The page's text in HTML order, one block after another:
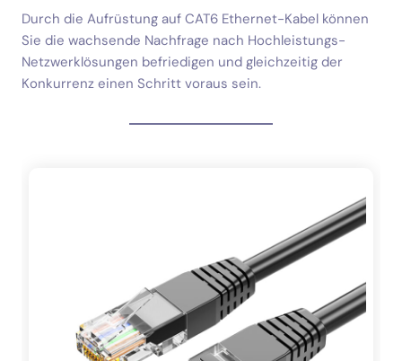
Durch die Aufrüstung auf CAT6 Ethernet-Kabel können
Sie die wachsende Nachfrage nach Hochleistungs-
Netzwerklösungen befriedigen und gleichzeitig der
Konkurrenz einen Schritt voraus sein.